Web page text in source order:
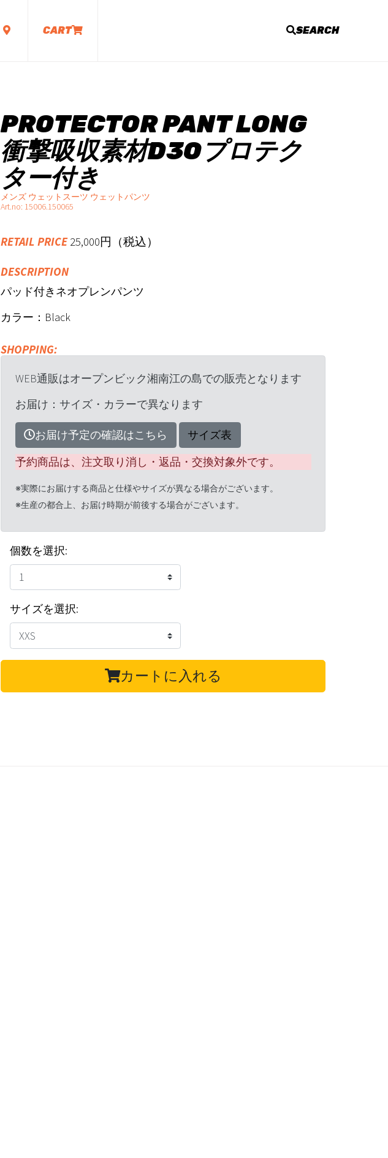
CART SEARCH
PROTECTOR PANT LONG
衝撃吸収素材D3Oプロテク
ター付き
メンズ ウェットスーツ ウェットパンツ
Art.no: 15006.150065
RETAIL PRICE25,000円（税込）
DESCRIPTION
パッド付きネオプレンパンツ
カラー：Black
SHOPPING:
WEB通販はオープンビック湘南江の島での販売となります
お届け：サイズ・カラーで異なります
お届け予定の確認はこちら
サイズ表
予約商品は、注文取り消し・返品・交換対象外です。
※実際にお届けする商品と仕様やサイズが異なる場合がございます。
※生産の都合上、お届け時期が前後する場合がございます。
個数を選択:
サイズを選択:
カートに入れる